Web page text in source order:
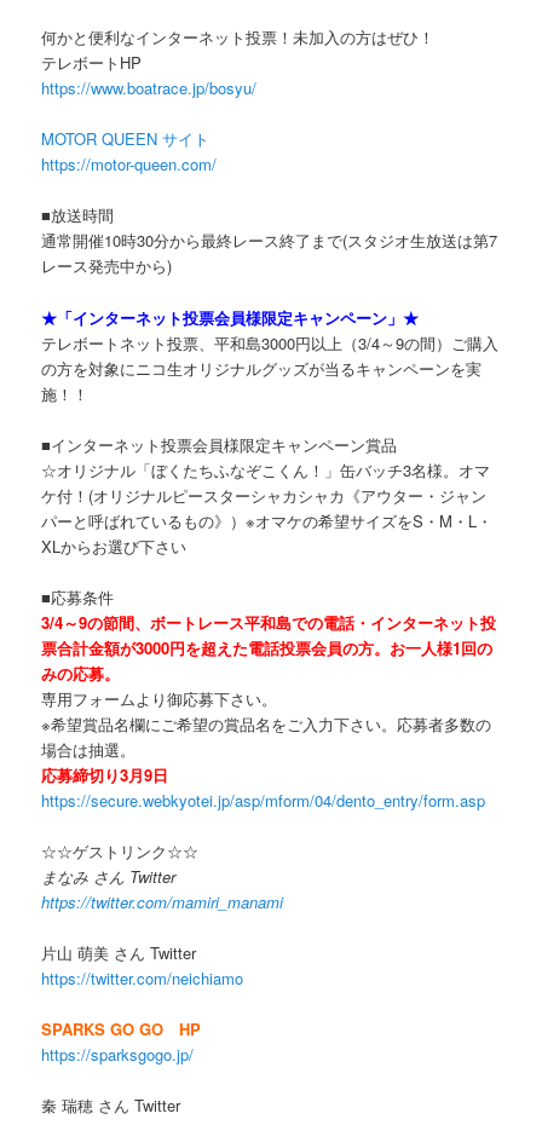
何かと便利なインターネット投票！未加入の方はぜひ！
テレボートHP
https://www.boatrace.jp/bosyu/
MOTOR QUEEN サイト
https://motor-queen.com/
■放送時間
通常開催10時30分から最終レース終了まで(スタジオ生放送は第7
レース発売中から)
★「インターネット投票会員様限定キャンペーン」★
テレボートネット投票、平和島3000円以上（3/4～9の間）ご購入
の方を対象にニコ生オリジナルグッズが当るキャンペーンを実
施！！
■インターネット投票会員様限定キャンペーン賞品
☆オリジナル「ぼくたちふなぞこくん！」缶バッチ3名様。オマ
ケ付！(オリジナルピースターシャカシャカ《アウター・ジャン
パーと呼ばれているもの》）※オマケの希望サイズをS・M・L・
XLからお選び下さい
■応募条件
3/4～9の節間、ボートレース平和島での電話・インターネット投
票合計金額が3000円を超えた電話投票会員の方。お一人様1回の
みの応募。
専用フォームより御応募下さい。
※希望賞品名欄にご希望の賞品名をご入力下さい。応募者多数の
場合は抽選。
応募締切り3月9日
https://secure.webkyotei.jp/asp/mform/04/dento_entry/form.asp
☆☆ゲストリンク☆☆
まなみ さん Twitter
https://twitter.com/mamiri_manami
片山 萌美 さん Twitter
https://twitter.com/neichiamo
SPARKS GO GO HP
https://sparksgogo.jp/
秦 瑞穂 さん Twitter